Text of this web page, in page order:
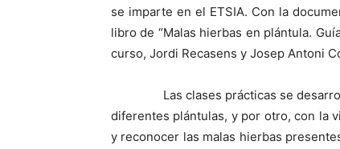
se imparte en el ETSIA. Con la
libro de “Malas hierbas en plántula.
curso, Jordi Recasens y Josep Antoni
Las clases prácticas se
diferentes plántulas, y por otro, con la
y reconocer las malas hierbas